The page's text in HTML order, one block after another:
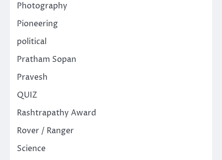
Photography
Pioneering
political
Pratham Sopan
Pravesh
QUIZ
Rashtrapathy Award
Rover / Ranger
Science